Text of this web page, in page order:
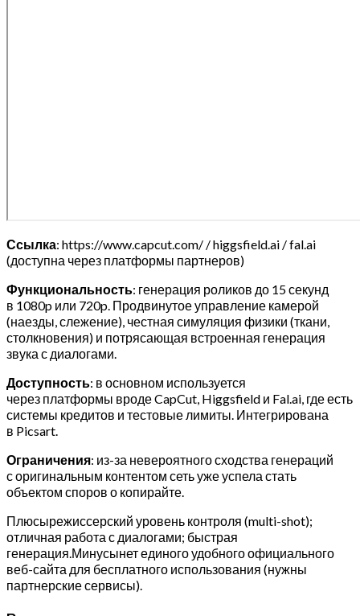
Ссылка: https://www.capcut.com/ / higgsfield.ai / fal.ai
(доступна через платформы партнеров)
Функциональность: генерация роликов до 15 секунд
в 1080p или 720p. Продвинутое управление камерой
(наезды, слежение), честная симуляция физики (ткани,
столкновения) и потрясающая встроенная генерация
звука с диалогами.
Доступность: в основном используется
через платформы вроде CapCut, Higgsfield и Fal.ai, где есть
системы кредитов и тестовые лимиты. Интегрирована
в Picsart.
Ограничения: из-за невероятного сходства генераций
с оригинальным контентом сеть уже успела стать
объектом споров о копирайте.
Плюсырежиссерский уровень контроля (multi-shot);
отличная работа с диалогами; быстрая
генерация.Минусынет единого удобного официального
веб-сайта для бесплатного использования (нужны
партнерские сервисы).